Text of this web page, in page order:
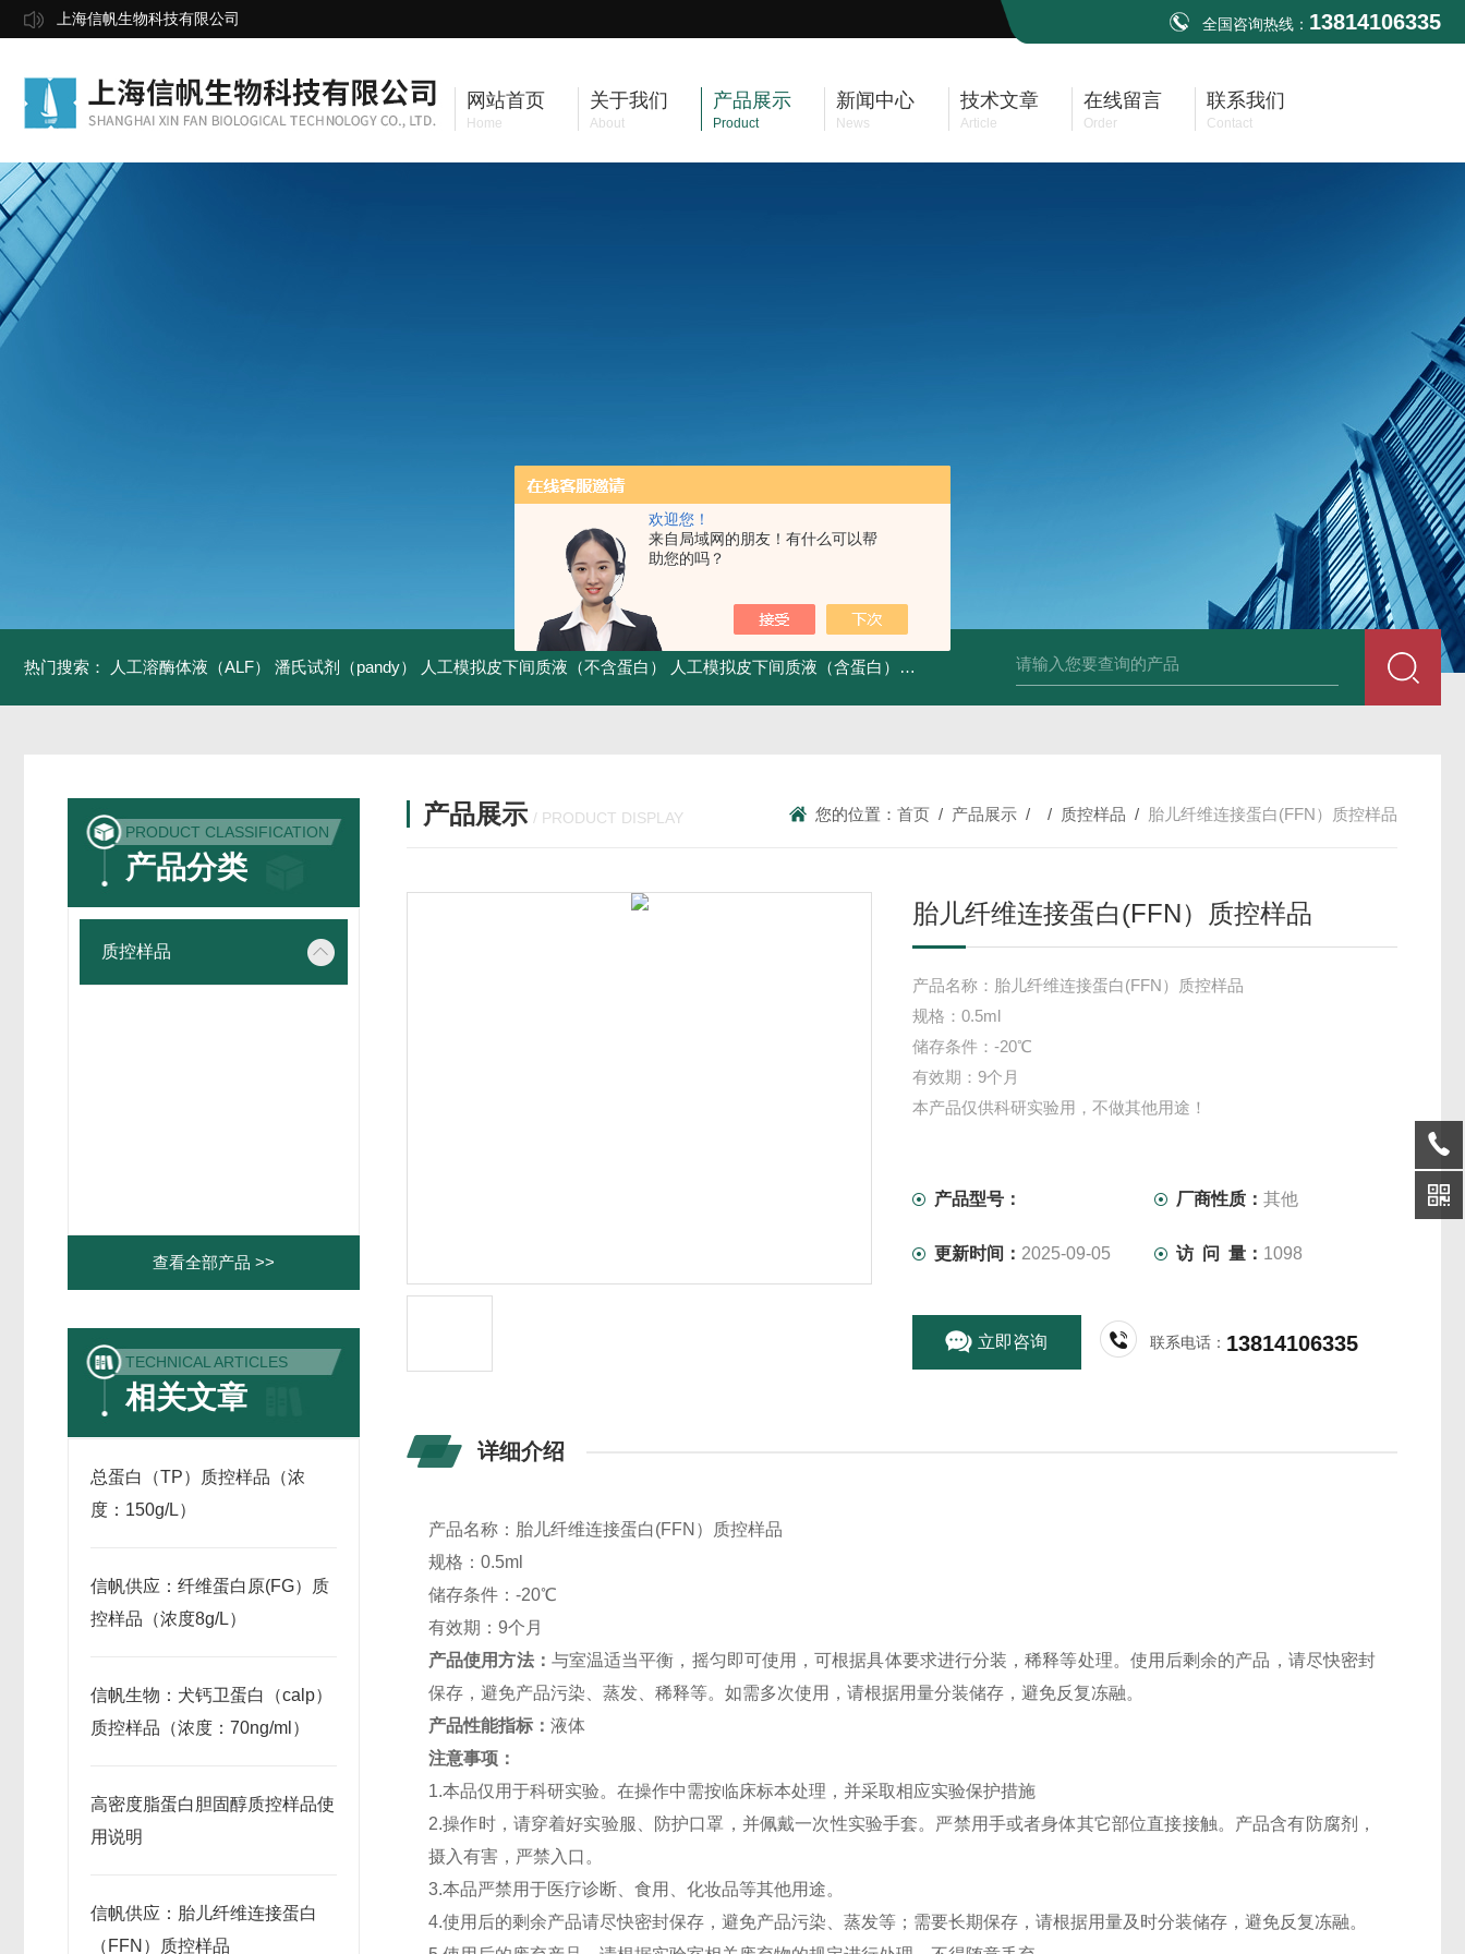
欢迎您！
来自局域网的朋友！有什么可以帮
助您的吗？
上海信帆生物科技有限公司 全国咨询热线： 13814106335
网站首页
Home
关于我们
About
产品展示
Product
新闻中心
News
技术文章
Article
在线留言
Order
联系我们
Contact
热门搜索： 人工溶酶体液（ALF） 潘氏试剂（pandy） 人工模拟皮下间质液（不含蛋白） 人工模拟皮下间质液（含蛋白） FITC标记小鼠抗His tag 组织细胞固定液（8％，PFA） 总胆汁酸（TBA）质
PRODUCT CLASSIFICATION
产品分类
质控样品
查看全部产品 >>
TECHNICAL ARTICLES
相关文章
总蛋白（TP）质控样品（浓
度：150g/L）
信帆供应：纤维蛋白原(FG）质
控样品（浓度8g/L）
信帆生物：犬钙卫蛋白（calp）
质控样品（浓度：70ng/ml）
高密度脂蛋白胆固醇质控样品使
用说明
信帆供应：胎儿纤维连接蛋白
（FFN）质控样品
产品展示 / PRODUCT DISPLAY 您的位置： 首页 / 产品展示 / / 质控样品 / 胎儿纤维连接蛋白(FFN）质控样品
胎儿纤维连接蛋白(FFN）质控样品
产品名称：胎儿纤维连接蛋白(FFN）质控样品
规格：0.5ml
储存条件：-20℃
有效期：9个月
本产品仅供科研实验用，不做其他用途！
产品型号： 厂商性质：其他
更新时间： 2025-09-05 访 问 量： 1098
立即咨询 联系电话： 13814106335
详细介绍
产品名称：胎儿纤维连接蛋白(FFN）质控样品
规格：0.5ml
储存条件：-20℃
有效期：9个月
产品使用方法： 与室温适当平衡，摇匀即可使用，可根据具体要求进行分装，稀释等处理。使用后剩余的产品，请尽快密封
保存，避免产品污染、蒸发、稀释等。如需多次使用，请根据用量分装储存，避免反复冻融。
产品性能指标：液体
注意事项：
1.本品仅用于科研实验。在操作中需按临床标本处理，并采取相应实验保护措施
2.操作时，请穿着好实验服、防护口罩，并佩戴一次性实验手套。严禁用手或者身体其它部位直接接触。产品含有防腐剂，
摄入有害，严禁入口。
3.本品严禁用于医疗诊断、食用、化妆品等其他用途。
4.使用后的剩余产品请尽快密封保存，避免产品污染、蒸发等；需要长期保存，请根据用量及时分装储存，避免反复冻融。